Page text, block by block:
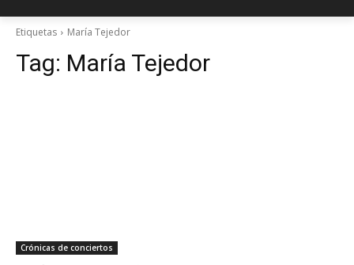
Etiquetas María Tejedor
Tag: María Tejedor
Crónicas de conciertos